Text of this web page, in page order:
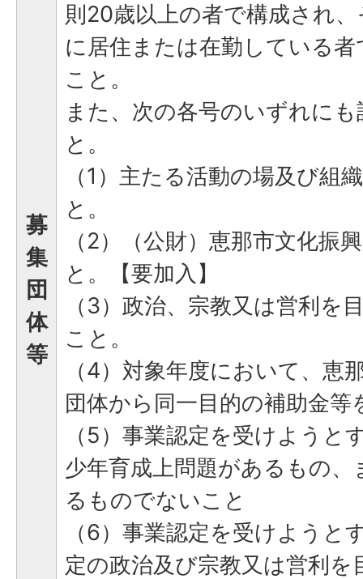
募
集
団
体
等
則20歳以上の者で構成され
に居住または在勤している
こと。
また、次の各号のいずれに
と。
（1）主たる活動の場及び組
と。
（2）（公財）恵那市文化振
と。【要加入】
（3）政治、宗教又は営利を
こと。
（4）対象年度において、恵
団体から同一目的の補助金
（5）事業認定を受けようと
少年育成上問題があるもの
るものでないこと
（6）事業認定を受けようと
定の政治及び宗教又は営利